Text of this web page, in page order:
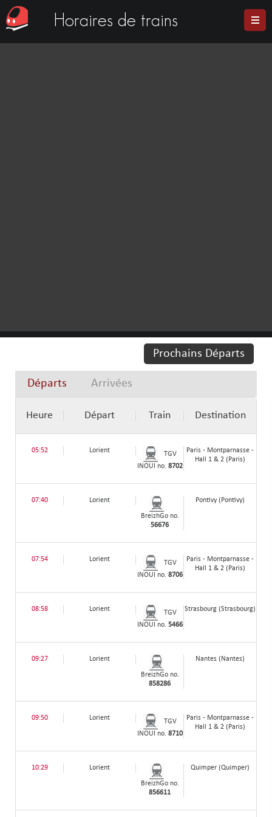
Horaires de trains
Prochains Départs
Départs Arrivées
Heure Départ Train Destination
05:52 Lorient
TGV
INOUI no. 8702
Paris - Montparnasse -
Hall 1 & 2 (Paris)
07:40 Lorient
BreizhGo no.
56676
Pontivy (Pontivy)
07:54 Lorient
TGV
INOUI no. 8706
Paris - Montparnasse -
Hall 1 & 2 (Paris)
08:58 Lorient
TGV
INOUI no. 5466
Strasbourg (Strasbourg)
09:27 Lorient
BreizhGo no.
858286
Nantes (Nantes)
09:50 Lorient
TGV
INOUI no. 8710
Paris - Montparnasse -
Hall 1 & 2 (Paris)
10:29 Lorient
BreizhGo no.
856611
Quimper (Quimper)